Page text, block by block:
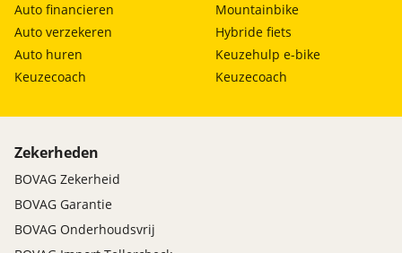
Auto financieren
Auto verzekeren
Auto huren
Keuzecoach
Mountainbike
Hybride fiets
Keuzehulp e-bike
Keuzecoach
Zekerheden
BOVAG Zekerheid
BOVAG Garantie
BOVAG Onderhoudsvrij